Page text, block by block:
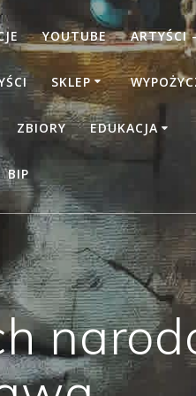
YOUTUBE ARTYŚCI
SKLEP
ZBIORY EDUKACJA
BIP